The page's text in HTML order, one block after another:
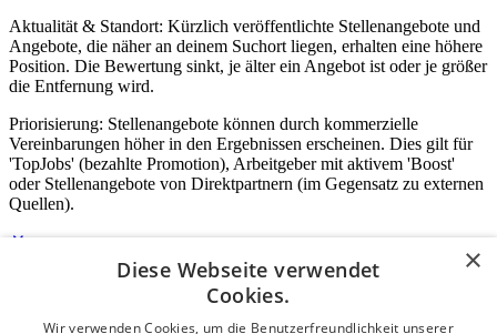
Aktualität & Standort: Kürzlich veröffentlichte Stellenangebote und
Angebote, die näher an deinem Suchort liegen, erhalten eine höhere
Position. Die Bewertung sinkt, je älter ein Angebot ist oder je größer
die Entfernung wird.
Priorisierung: Stellenangebote können durch kommerzielle
Vereinbarungen höher in den Ergebnissen erscheinen. Dies gilt für
'TopJobs' (bezahlte Promotion), Arbeitgeber mit aktivem 'Boost'
oder Stellenangebote von Direktpartnern (im Gegensatz zu externen
Quellen).
Login für Unternehmen
E-Mail*
×
Diese Webseite verwendet
Cookies.
Wir verwenden Cookies, um die Benutzerfreundlichkeit unserer